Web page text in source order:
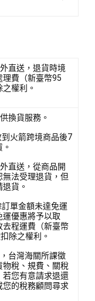
直送，退貨時境
費（新臺幣95
權利。
換貨服務。
火箭跨境商品後7
直送，從商品開
法受理退貨，但
貨。
單金額未達免運
運優惠將予以取
去程運費（新臺幣
除之權利。
台灣海關所課徵
物稅、規費、關稅
若您有意請求退還
您的稅務顧問尋求